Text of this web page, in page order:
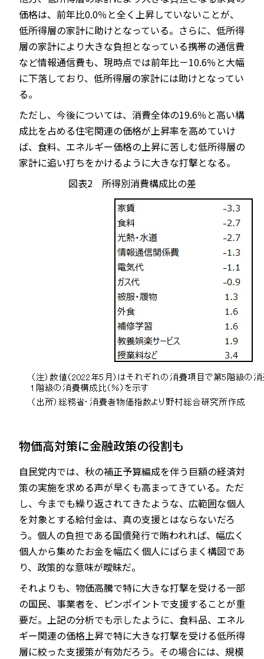
価格は、前年比0.0％と全く上昇していないことが、
低所得層の家計に助けとなっている。さらに、低所得
層の家計により大きな負担となっている携帯の通信費
など情報通信費も、現時点では前年比－10.6％と大幅
に下落しており、低所得層の家計には助けとなってい
る。
ただし、今後については、消費全体の19.6％と高い構
成比を占める住宅関連の価格が上昇率を高めていけ
ば、食料、エネルギー価格の上昇に苦しむ低所得層の
家計に追い打ちをかけるように大きな打撃となる。
図表2 所得別消費構成比の差
物価高対策に金融政策の役割も
自民党内では、秋の補正予算編成を伴う巨額の経済対
策の実施を求める声が早くも高まってきている。ただ
し、今までも繰り返されてきたような、広範囲な個人
を対象とする給付金は、真の支援とはならないだろ
う。個人の負担である国債発行で賄われれば、幅広く
個人から集めたお金を幅広く個人にばらまく構図であ
り、政策的な意味が曖昧だ。
それよりも、物価高騰で特に大きな打撃を受ける一部
の国民、事業者を、ピンポイントで支援することが重
要だ。上記の分析でも示したように、食料品、エネル
ギー関連の価格上昇で特に大きな打撃を受ける低所得
層に絞った支援策が有効だろう。その場合には、規模